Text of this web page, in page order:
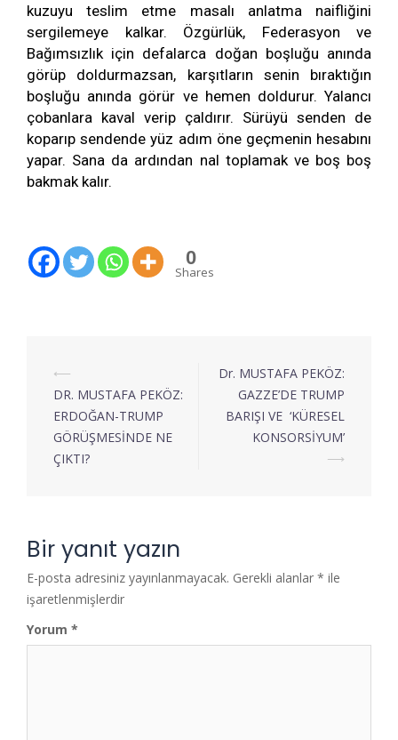
kuzuyu teslim etme masalı anlatma naifliğini
sergilemeye kalkar. Özgürlük, Federasyon ve
Bağımsızlık için defalarca doğan boşluğu anında
görüp doldurmazsan, karşıtların senin bıraktığın
boşluğu anında görür ve hemen doldurur. Yalancı
çobanlara kaval verip çaldırır. Sürüyü senden de
koparıp sendende yüz adım öne geçmenin hesabını
yapar. Sana da ardından nal toplamak ve boş boş
bakmak kalır.
0
Shares
⟵
DR. MUSTAFA PEKÖZ:
ERDOĞAN-TRUMP
GÖRÜŞMESİNDE NE
ÇIKTI?
Dr. MUSTAFA PEKÖZ:
GAZZE’DE TRUMP
BARIŞI VE ‘KÜRESEL
KONSORSİYUM’
⟶
Bir yanıt yazın
E-posta adresiniz yayınlanmayacak. Gerekli alanlar * ile
işaretlenmişlerdir
Yorum *